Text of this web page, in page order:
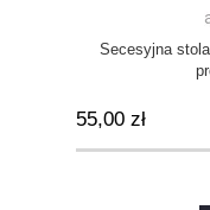
Secesyjna
55,00 zł